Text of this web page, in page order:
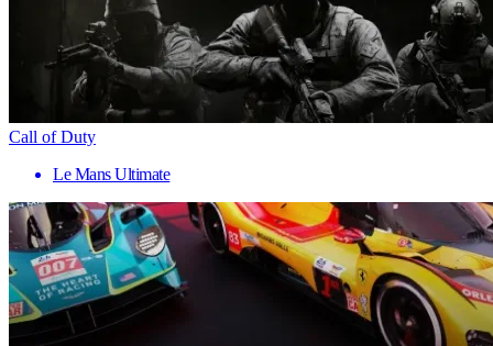
Call of Duty
Le Mans Ultimate